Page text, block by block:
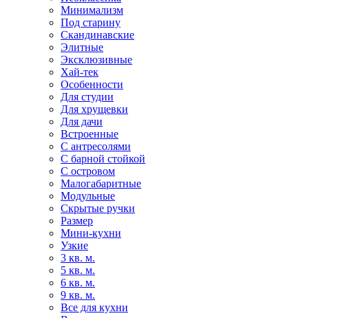
Минимализм
Под старину
Скандинавские
Элитные
Эксклюзивные
Хай-тек
Особенности
Для студии
Для хрущевки
Для дачи
Встроенные
С антресолями
С барной стойкой
С островом
Малогабаритные
Модульные
Скрытые ручки
Размер
Мини-кухни
Узкие
3 кв. м.
5 кв. м.
6 кв. м.
9 кв. м.
Все для кухни